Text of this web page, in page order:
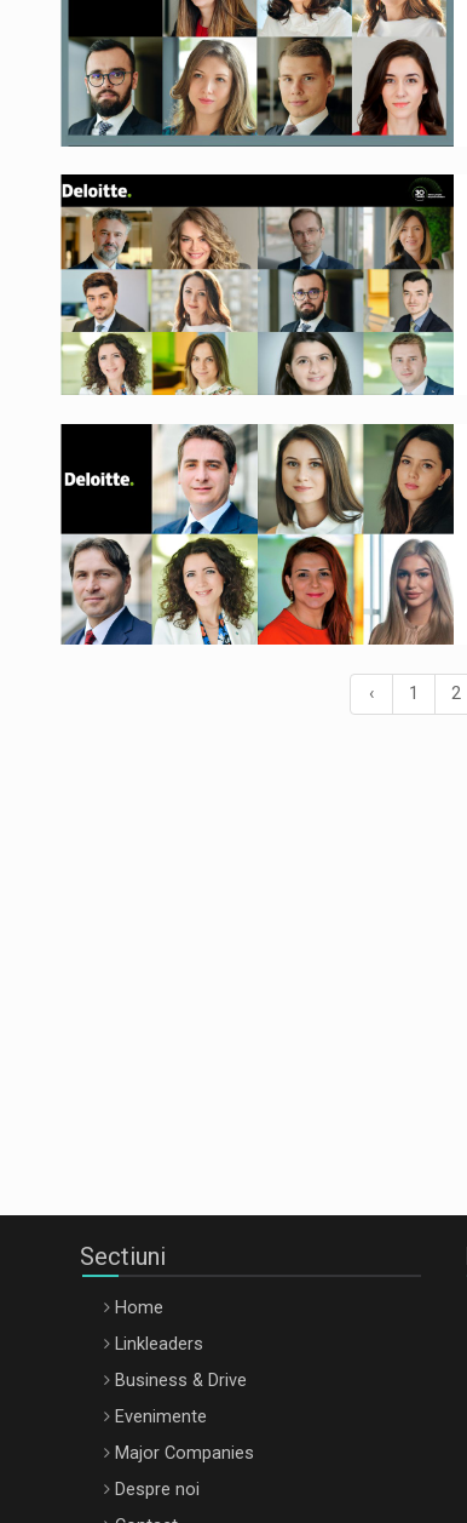
‹ 1 2
Sectiuni
Home
Linkleaders
Business & Drive
Evenimente
Major Companies
Despre noi